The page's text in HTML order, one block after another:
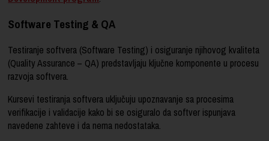
Software Testing & QA
Testiranje softvera (Software Testing) i osiguranje njihovog kvaliteta
(Quality Assurance – QA) predstavljaju ključne komponente u procesu
razvoja softvera.
Kursevi testiranja softvera uključuju upoznavanje sa procesima
verifikacije i validacije kako bi se osiguralo da softver ispunjava
navedene zahteve i da nema nedostataka.